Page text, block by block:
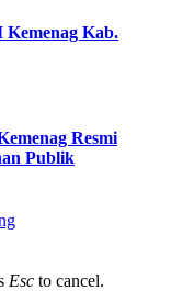
Kemenag Kab.
Resmi
Publik
Esc to cancel.